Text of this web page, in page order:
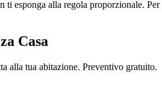
ti esponga alla regola proporzionale.
Casa
alla tua abitazione. Preventivo gratuito.